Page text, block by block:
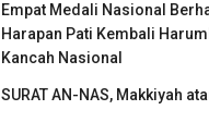
Empat Medali Nasional
Harapan Pati Kembali
Kancah Nasional
SURAT AN-NAS, Makkiyah